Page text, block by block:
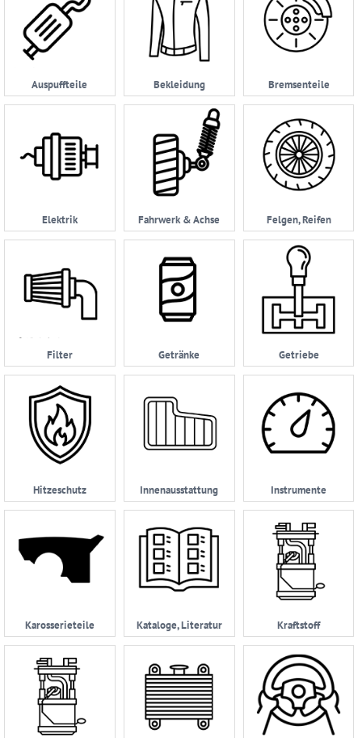
Auspuffteile Bekleidung Bremsenteile
Elektrik Fahrwerk & Achse Felgen, Reifen
Filter Getränke Getriebe
Hitzeschutz Innenausstattung Instrumente
Karosserieteile Kataloge, Literatur Kraftstoff